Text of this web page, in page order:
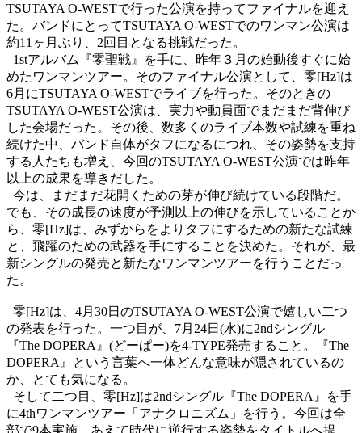
TSUTAYA O-WESTで行った公演を持ってファイナルを迎え
た。バンドにとってTSUTAYA O-WESTでのワンマン公演は
約11 ヶ月ぶり、 2回目となる挑戦だった。
1stアルバム『零聖戦』を手に、昨年３月の始動後すぐに始
めたワンマンツアー。そのファイナル公演として、零[Hz]は
6月にTSUTAYA O-WESTでライブを行った。そのときの
TSUTAYA O-WEST公演は、実力や動員面でまだまだ背伸び
した会場だった。その後、数多くのライブ本数や試練を重ね
続けた中、バンド自体がタフになるにつれ、その姿勢を支持
する人たちも増え、今回のTSUTAYA O-WEST公演では昨年
以上の成果を導きだした。
今は、まだまだ花開くための芽が伸び続けている段階だ。
でも、その成長の速度が予測以上の伸びを示していることか
ら、零[Hz]は、みずからをよりタフにするための新たな試練
と、飛躍のための武器を手にすることを決めた。それが、最
新シングルの発売と新たなワンマンツアーを行うことだっ
た。
零[Hz]は、 4月 30日のTSUTAYA O-WEST公演で嬉しい二つ
の発表を行った。一つ目が、 7月 24日 (水)に2ndシングル
『The DOPERA 』 (どーぱー)を4-TYPE発売すること。『The
DOPERA 』という言葉へ一体どんな意味が隠されているの
か、とても気になる。
そして二つ目、零[Hz]は2ndシングル『The DOPERA 』を手
に4thワンマンツアー 「アナクロニズム」
を行う。今回は全
部で9本実施。あえて時代に逆行する姿勢をタイトルへ提